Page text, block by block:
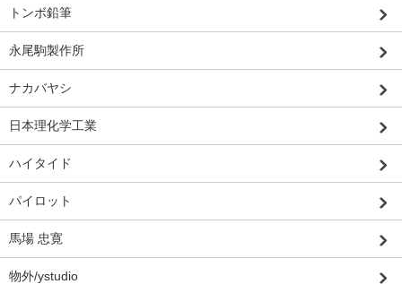
トンボ鉛筆
永尾駒製作所
ナカバヤシ
日本理化学工業
ハイタイド
パイロット
馬場 忠寛
物外/ystudio